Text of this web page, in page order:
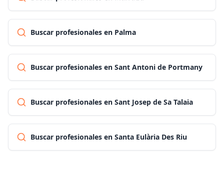
Buscar profesionales en Palma
Buscar profesionales en Sant Antoni de Portmany
Buscar profesionales en Sant Josep de Sa Talaia
Buscar profesionales en Santa Eulària Des Riu